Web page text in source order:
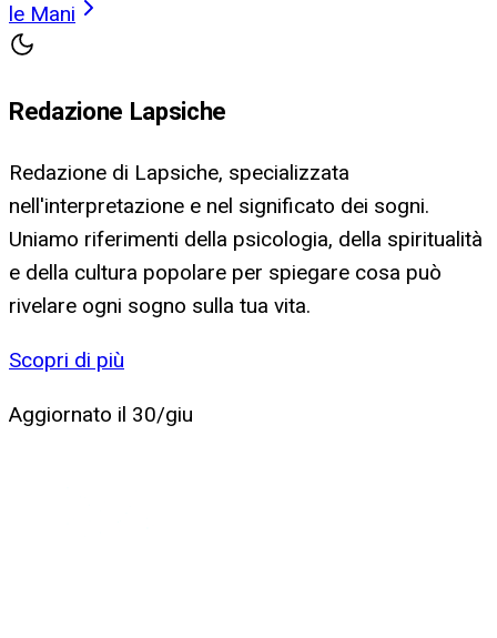
le Mani
Redazione Lapsiche
Redazione di Lapsiche, specializzata
nell'interpretazione e nel significato dei sogni.
Uniamo riferimenti della psicologia, della spiritualità
e della cultura popolare per spiegare cosa può
rivelare ogni sogno sulla tua vita.
Scopri di più
Aggiornato il 30/giu